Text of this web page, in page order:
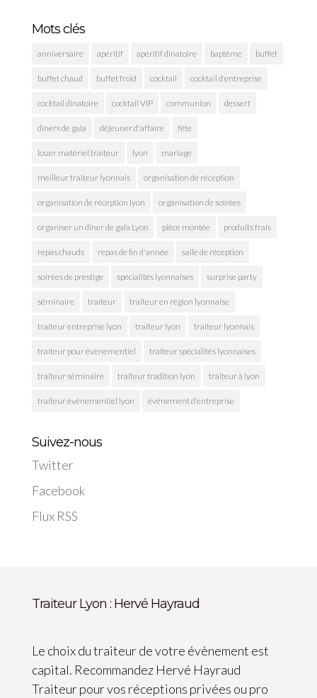
Mots clés
anniversaire apéritif apéritif dinatoire baptême buffet
buffet chaud buffet froid cocktail cocktail d'entreprise
cocktail dinatoire cocktail VIP communion dessert
diners de gala déjeuner d'affaire fête
louer matériel traiteur lyon mariage
meilleur traiteur lyonnais organisation de réception
organisation de réception lyon organisation de soirées
organiser un dîner de gala Lyon pièce montée produits frais
repas chauds repas de fin d'année salle de réception
soirées de prestige spécialités lyonnaises surprise party
séminaire traiteur traiteur en région lyonnaise
traiteur entreprise lyon traiteur lyon traiteur lyonnais
traiteur pour évènementiel traiteur spécialités lyonnaises
traiteur séminaire traiteur tradition lyon traiteur à lyon
traiteur événementiel lyon évènement d'entreprise
Suivez-nous
Twitter
Facebook
Flux RSS
Traiteur Lyon : Hervé Hayraud
Le choix du traiteur de votre évènement est
capital. Recommandez Hervé Hayraud
Traiteur pour vos réceptions privées ou pro